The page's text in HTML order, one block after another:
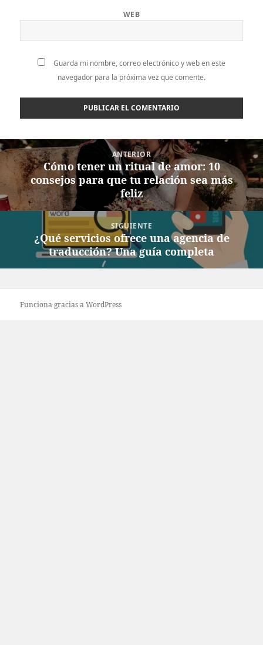
WEB
Guarda mi nombre, correo electrónico y web en este
navegador para la próxima vez que comente.
Navegación
de
entradas
ANTERIOR
Entrada
anterior:
Cómo tener un ritual de amor: 10
consejos para que tu relación sea más
feliz
SIGUIENTE
Entrada
siguiente:
¿Qué servicios ofrece una agencia de
traducción? Una guía completa
Funciona gracias a WordPress